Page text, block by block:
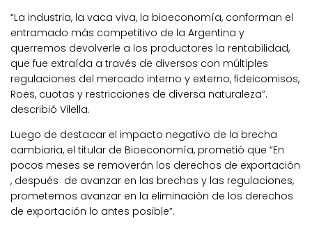
“La industria, la vaca viva, la bioeconomía, conforman el
entramado más competitivo de la Argentina y
querremos devolverle a los productores la rentabilidad,
que fue extraída a través de diversos con múltiples
regulaciones del mercado interno y externo, fideicomisos,
Roes, cuotas y restricciones de diversa naturaleza”.
describió Vilella.
Luego de destacar el impacto negativo de la brecha
cambiaria, el titular de Bioeconomía, prometió que “En
pocos meses se removerán los derechos de exportación
, después de avanzar en las brechas y las regulaciones,
prometemos avanzar en la eliminación de los derechos
de exportación lo antes posible”.